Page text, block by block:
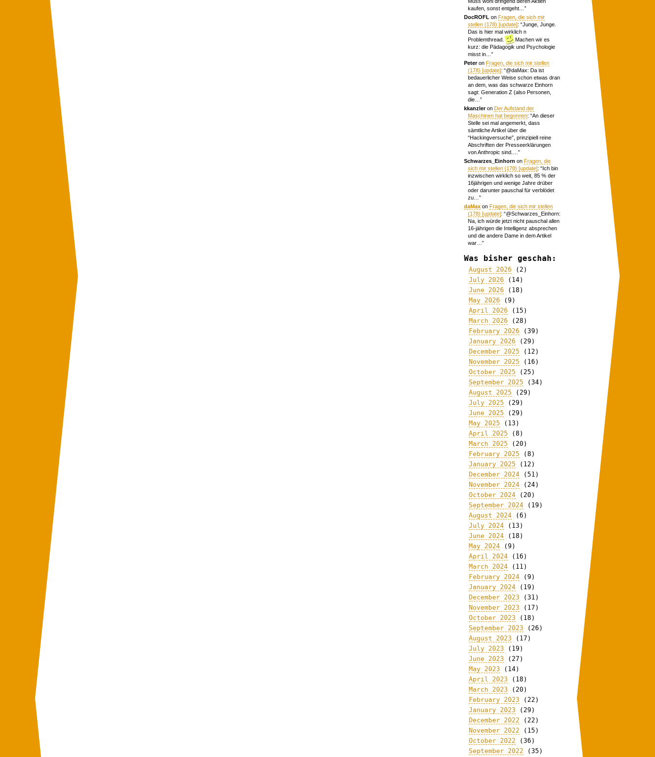
kaufen, sonst entgeht… ”
DocROFL onFragen, die sich mir
stellen (178) [update]: “Junge, Junge.
Das is hier mal wirklich n
Problemthread.
Machen wir es
kurz: die Pädagogik und Psychologie
misst in… ”
PeteronFragen, die sich mir stellen
(178) [update]: “@daMax: Da ist
bedauerlicher Weise schon etwas dran
an dem, was das schwarze Einhorn
sagt: Generation Z (also Personen,
die… ”
kkanzleronDer Aufstand der
Maschinen hat begonnen: “An dieser
Stelle sei mal angemerkt, dass
sämtliche Artikel über die
“Hackingversuche”, prinzipiell reine
Abschriften der Presseerklärungen
von Anthropic sind.… ”
Schwarzes_Einhorn onFragen, die
sich mir stellen (178) [update]: “Ich bin
inzwischen wirklich so weit, 85 % der
16jährigen und wenige Jahre drüber
oder darunter pauschal für verblödet
zu… ”
daMax onFragen, die sich mir stellen
(178) [update]: “@Schwarzes_Einhorn:
Na, ich würde jetzt nicht pauschal allen
16-jährigen die Intelligenz absprechen
und die andere Dame in dem Artikel
war… ”
Was bisher geschah:
August 2026 (2)
July 2026 (14)
June 2026 (18)
May 2026 (9)
April 2026 (15)
March 2026 (28)
February 2026 (39)
January 2026 (29)
December 2025 (12)
November 2025 (16)
October 2025 (25)
September 2025 (34)
August 2025 (29)
July 2025 (29)
June 2025 (29)
May 2025 (13)
April 2025 (8)
March 2025 (20)
February 2025 (8)
January 2025 (12)
December 2024 (51)
November 2024 (24)
October 2024 (20)
September 2024 (19)
August 2024 (6)
July 2024 (13)
June 2024 (18)
May 2024 (9)
April 2024 (16)
March 2024 (11)
February 2024 (9)
January 2024 (19)
December 2023 (31)
November 2023 (17)
October 2023 (18)
September 2023 (26)
August 2023 (17)
July 2023 (19)
June 2023 (27)
May 2023 (14)
April 2023 (18)
March 2023 (20)
February 2023 (22)
January 2023 (29)
December 2022 (22)
November 2022 (15)
October 2022 (36)
September 2022 (35)